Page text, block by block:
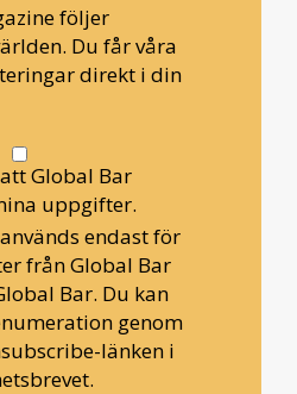
följer
Du får våra
direkt i din
Global Bar
uppgifter.
endast för
från Global Bar
Bar. Du kan
genom
länken i